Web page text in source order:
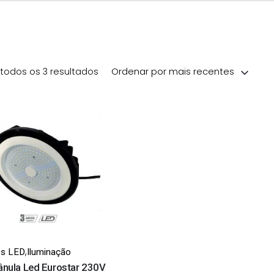
os 3 resultadosOrdenado por mais recentes
Ordenar por mais recentes
LED,Iluminação
Led Eurostar 230V